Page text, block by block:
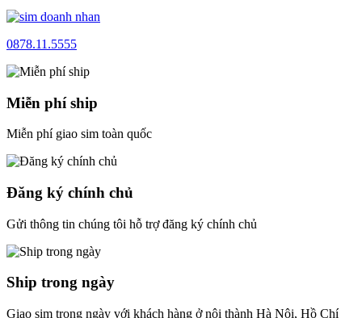
0878.11.5555
Miễn phí ship
Miễn phí giao sim toàn quốc
Đăng ký chính chủ
Gửi thông tin chúng tôi hỗ trợ đăng ký chính chủ
Ship trong ngày
Giao sim trong ngày với khách hàng ở nội thành Hà Nội, Hồ Chí